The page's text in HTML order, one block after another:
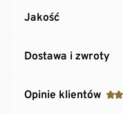
Jakość
Dostawa i zwroty
Opinie klientów